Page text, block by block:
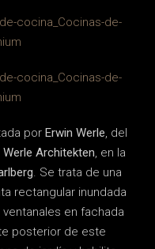
porErwin Werle, del
Werle Architekten, en la
. Se trata de una
rectangular inundada
en fachada
posterior de este